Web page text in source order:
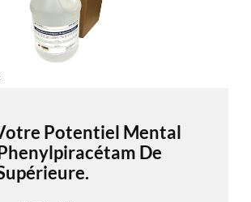
Potentiel Mental
De